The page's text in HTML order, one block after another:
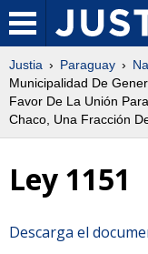
Justia Paraguay
Municipalidad De
Favor De La Unión
Chaco, Una Fracción
Ley 1151
Descarga el